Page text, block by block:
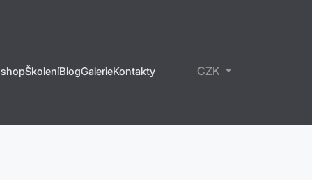
ŠkoleníBlogGalerieKontakty CZK